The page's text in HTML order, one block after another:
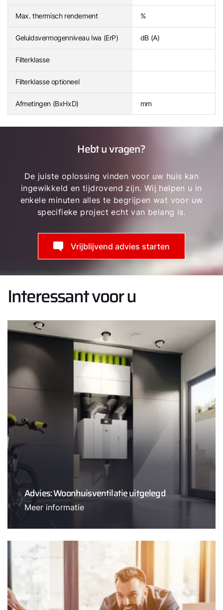
Max. thermisch rendement %
Geluidsvermogenniveau lwa (ErP) dB (A)
Filterklasse
Filterklasse optioneel
Afmetingen (BxHxD) mm
Hebt u vragen?
De juiste oplossing vinden voor uw huis kan
ingewikkeld en tijdrovend zijn. Wij helpen u in
enkele minuten alles te begrijpen wat voor uw
specifieke project echt van belang is.
Vrijblijvend advies starten
Interessant voor u
Advies: Woonhuisventilatie uitgelegd
Meer informatie